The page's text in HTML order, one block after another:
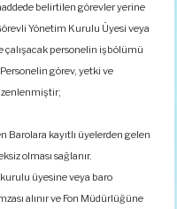
belirtilen görevler yerine
Yönetim Kurulu Üyesi veya
çalışacak personelin işbölümü
görev, yetki ve
Barolara kayıtlı üyelerden gelen
olması sağlanır.
üyesine veya baro
alınır ve Fon Müdürlüğüne